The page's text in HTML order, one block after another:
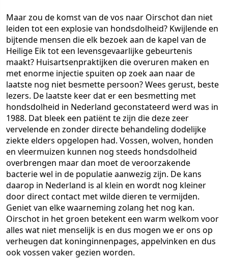
Maar zou de komst van de vos naar Oirschot dan niet
leiden tot een explosie van hondsdolheid? Kwijlende en
bijtende mensen die elk bezoek aan de kapel van de
Heilige Eik tot een levensgevaarlijke gebeurtenis
maakt? Huisartsenpraktijken die overuren maken en
met enorme injectie spuiten op zoek aan naar de
laatste nog niet besmette persoon? Wees gerust, beste
lezers. De laatste keer dat er een besmetting met
hondsdolheid in Nederland geconstateerd werd was in
1988. Dat bleek een patiënt te zijn die deze zeer
vervelende en zonder directe behandeling dodelijke
ziekte elders opgelopen had. Vossen, wolven, honden
en vleermuizen kunnen nog steeds hondsdolheid
overbrengen maar dan moet de veroorzakende
bacterie wel in de populatie aanwezig zijn. De kans
daarop in Nederland is al klein en wordt nog kleiner
door direct contact met wilde dieren te vermijden.
Geniet van elke waarneming zolang het nog kan.
Oirschot in het groen betekent een warm welkom voor
alles wat niet menselijk is en dus mogen we er ons op
verheugen dat koninginnenpages, appelvinken en dus
ook vossen vaker gezien worden.